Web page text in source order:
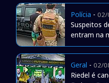
Polícia - 02/
Suspeitos
entram na
Geral - 02/
Riedel é